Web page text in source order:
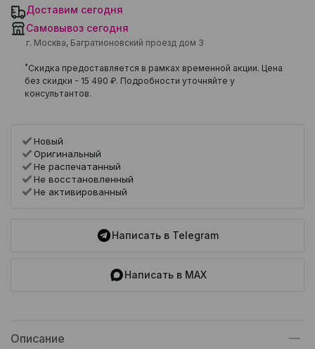
Доставим сегодня
Самовывоз сегодня
г. Москва, Багратионовский проезд дом 3
*Скидка предоставляется в рамках временной акции. Цена
без скидки - 15 490 ₽. Подробности уточняйте у
консультантов.
Новый
Оригинальный
Не распечатанный
Не восстановленный
Не активированный
Написать в Telegram
Написать в MAX
Описание